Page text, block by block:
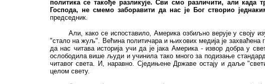
политика се такође разликује. Сви смо различити, али када
Господа, не смемо заборавити да нас је Бог створио
председник.
Али, како се испоставило, Америка озбиљно верује у своју
"стало на жуљ". Већина политичара и њихових медија је захваћена
да нас читава историја учи да је јака Америка - извор добра у
ослободила више људи и учинила тако много за подизање
читавог света. И, наравно. Сједињене Државе остају и даље
целом свету.